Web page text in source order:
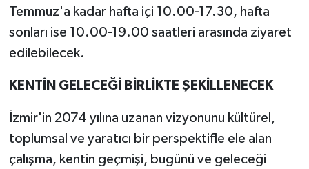
Temmuz'a kadar hafta içi 10.00-17.30, hafta
sonları ise 10.00-19.00 saatleri arasında ziyaret
edilebilecek.
KENTİN GELECEĞİ BİRLİKTE ŞEKİLLENECEK
İzmir'in 2074 yılına uzanan vizyonunu kültürel,
toplumsal ve yaratıcı bir perspektifle ele alan
çalışma, kentin geçmişi, bugünü ve geleceği